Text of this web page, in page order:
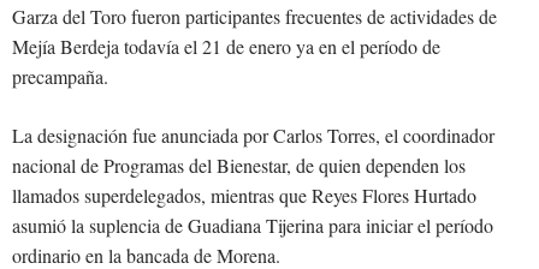
Garza del Toro fueron participantes frecuentes de actividades de
Mejía Berdeja todavía el 21 de enero ya en el período de
precampaña.
La designación fue anunciada por Carlos Torres, el coordinador
nacional de Programas del Bienestar, de quien dependen los
llamados superdelegados, mientras que Reyes Flores Hurtado
asumió la suplencia de Guadiana Tijerina para iniciar el período
ordinario en la bancada de Morena.